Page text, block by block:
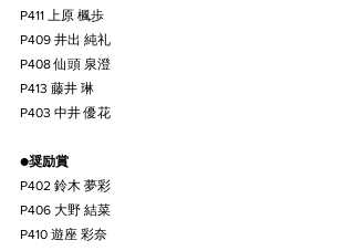
P411 上原 楓歩
P409 井出 純礼
P408 仙頭 泉澄
P413 藤井 琳
P403 中井 優花
●奨励賞
P402 鈴木 夢彩
P406 大野 結菜
P410 遊座 彩奈